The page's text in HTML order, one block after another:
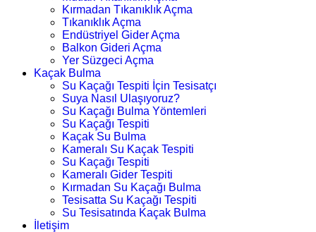
Kırmadan Tıkanıklık Açma
Tıkanıklık Açma
Endüstriyel Gider Açma
Balkon Gideri Açma
Yer Süzgeci Açma
Kaçak Bulma
Su Kaçağı Tespiti İçin Tesisatçı
Suya Nasıl Ulaşıyoruz?
Su Kaçağı Bulma Yöntemleri
Su Kaçağı Tespiti
Kaçak Su Bulma
Kameralı Su Kaçak Tespiti
Su Kaçağı Tespiti
Kameralı Gider Tespiti
Kırmadan Su Kaçağı Bulma
Tesisatta Su Kaçağı Tespiti
Su Tesisatında Kaçak Bulma
İletişim